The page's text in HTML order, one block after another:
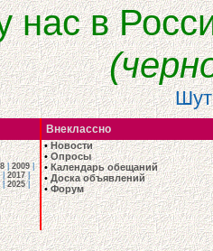
нас в
Внеклассно
|2009|
|2017|
|2025|
•Новости
•Опросы
•Календарь обещаний
•Доска объявлений
•Форум